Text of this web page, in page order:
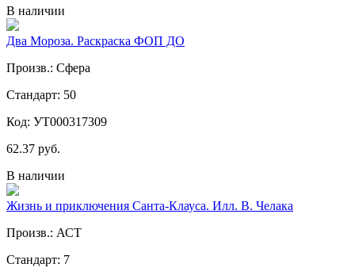
В наличии
Два Мороза. Раскраска ФОП ДО
Произв.: Сфера
Стандарт: 50
Код: УТ000317309
62.37 руб.
В наличии
Жизнь и приключения Санта-Клауса. Илл. В. Челака
Произв.: АСТ
Стандарт: 7